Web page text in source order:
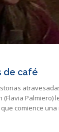
de café
(Flavia Palmiero)
comience una